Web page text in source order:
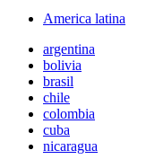
America latina
argentina
bolivia
brasil
chile
colombia
cuba
nicaragua